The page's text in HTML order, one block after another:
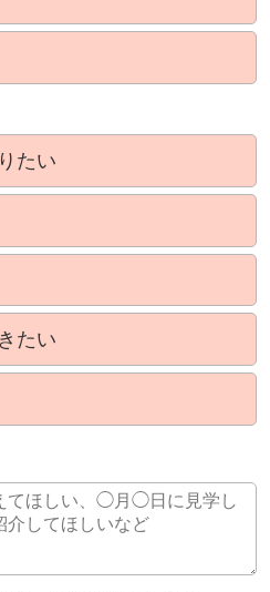
たい
たい